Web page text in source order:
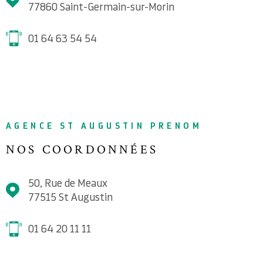
77860
Saint-Germain-sur-Morin
01 64 63 54 54
AGENCE ST AUGUSTIN PRENOM
NOS COORDONNÉES
50, Rue de Meaux
77515
St Augustin
01 64 20 11 11